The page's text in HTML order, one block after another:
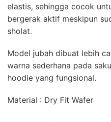
elastis, sehingga cocok
bergerak aktif meskipun
sholat.
Model jubah dibuat lebih
warna sederhana pada
hoodie yang fungsional.
Material : Dry Fit Wafer